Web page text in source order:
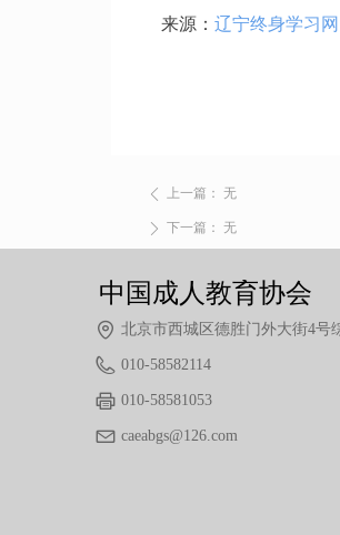
ꄴ 上一篇： 无
ꄲ 下一篇： 无
来源： 辽宁终身学习网
中国成人教育协会
北京市西城区德胜门外大街4号
010-58582114
010-58581053
caeabgs@126.com